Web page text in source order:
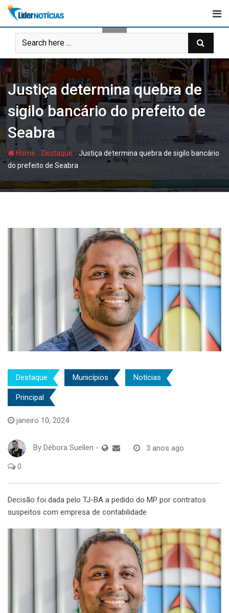
Skip
content
Justiça determina quebra de
sigilo bancário do prefeito de
Seabra
Home - Destaque -Justiça determina quebra de sigilo bancário
do prefeito de Seabra
Destaque Municípios Notícias
Principal
janeiro 10, 2024
By Débora Suellen - 3 anos ago
0
Decisão foi dada pelo TJ-BA a pedido do MP por contratos
suspeitos com empresa de contabilidade